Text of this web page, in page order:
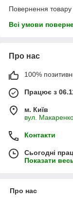
Повернення
Всі умови
Про нас
100%
Працює з
м. Київ
вул.
Контакти
Сьогодні
Показати
Про нас